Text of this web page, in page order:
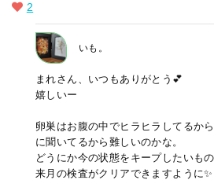
2
いも。
まれさん、いつもありがとう💕
嬉しいー
卵巣はお腹の中でヒラヒラしてるか
に聞いてるから難しいのかな。
どうにか今の状態をキープしたいもの
来月の検査がクリアできますように✨️